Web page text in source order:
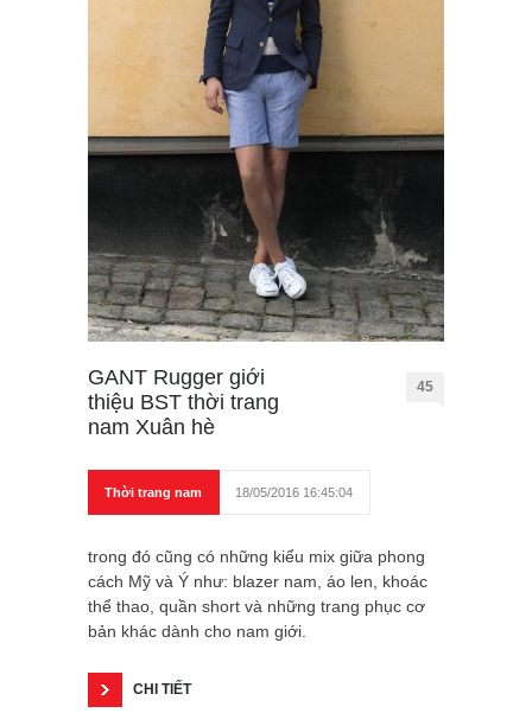
GANT Rugger giới
thiệu BST thời trang
nam Xuân hè
45
Thời trang nam 18/05/2016 16:45:04
trong đó cũng có những kiểu mix giữa phong
cách Mỹ và Ý như: blazer nam, áo len, khoác
thể thao, quần short và những trang phục cơ
bản khác dành cho nam giới.
CHI TIẾT